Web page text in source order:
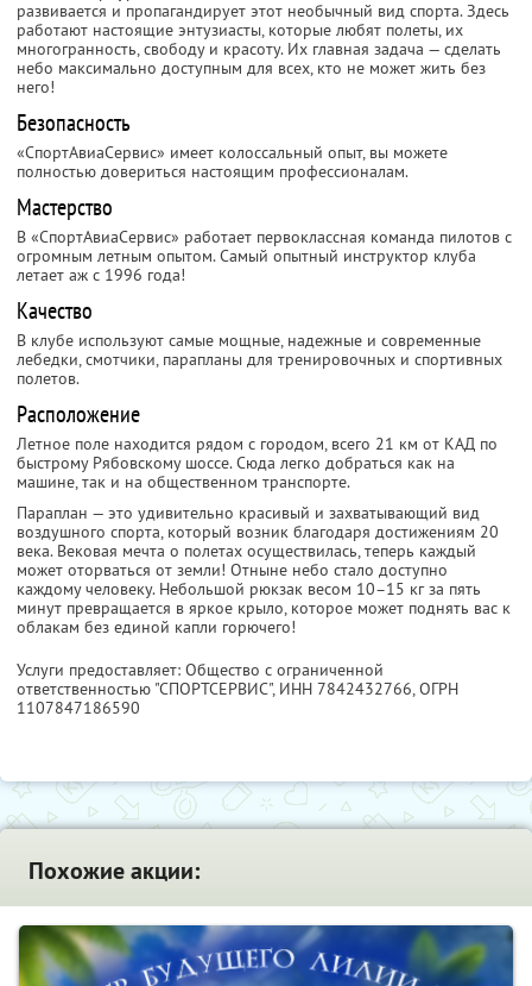
развивается и пропагандирует этот необычный вид спорта. Здесь
работают настоящие энтузиасты, которые любят полеты, их
многогранность, свободу и красоту. Их главная задача — сделать
небо максимально доступным для всех, кто не может жить без
него!
Безопасность
«СпортАвиаСервис» имеет колоссальный опыт, вы можете
полностью довериться настоящим профессионалам.
Мастерство
В «СпортАвиаСервис» работает первоклассная команда пилотов с
огромным летным опытом. Самый опытный инструктор клуба
летает аж с 1996 года!
Качество
В клубе используют самые мощные, надежные и современные
лебедки, смотчики, парапланы для тренировочных и спортивных
полетов.
Расположение
Летное поле находится рядом с городом, всего 21 км от КАД по
быстрому Рябовскому шоссе. Сюда легко добраться как на
машине, так и на общественном транспорте.
Параплан — это удивительно красивый и захватывающий вид
воздушного спорта, который возник благодаря достижениям 20
века. Вековая мечта о полетах осуществилась, теперь каждый
может оторваться от земли! Отныне небо стало доступно
каждому человеку. Небольшой рюкзак весом 10–15 кг за пять
минут превращается в яркое крыло, которое может поднять вас к
облакам без единой капли горючего!
Услуги предоставляет: Общество с ограниченной
ответственностью "СПОРТСЕРВИС", ИНН 7842432766, ОГРН
1107847186590
Похожие акции: